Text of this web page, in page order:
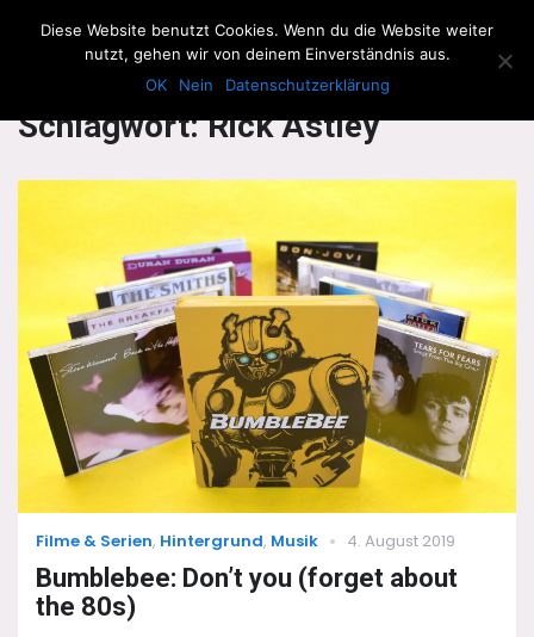
The Howling Men
Schlagwort:Rick Astley
Categories
Filme & Serien, Hintergrund, Musik
Posted
4. August 2019
Bumblebee: Don’t you (forget about
the 80s)
Diese Website benutzt Cookies. Wenn du die Website weiter
nutzt, gehen wir von deinem Einverständnis aus.
OK
Nein Datenschutzerklärung